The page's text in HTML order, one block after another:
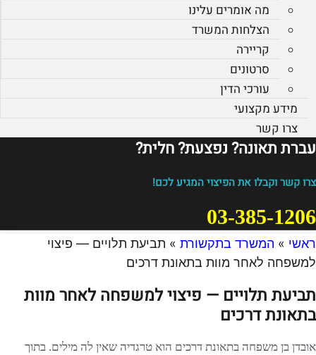
מה אומרים עלינו
הצלחות המשרד
קריירה
סרטונים
עורכי הדין
מידע מקצועי
צרו קשר
עברת תאונה? נפצעת? חלית?​
צרו קשר וקבלו את הפיצוי המגיע לכם!
03-385-1206
ראשי » המשרד בתקשורת » תביעת תלויים — פיצוי
למשפחה לאחר מוות בתאונת דרכים
תביעת תלויים — פיצוי למשפחה לאחר מוות
בתאונת דרכים
אובדן בן משפחה בתאונת דרכים הוא טרגדיה שאין לה מילים. בתוך